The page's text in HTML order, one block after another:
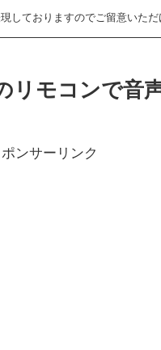
しておりますのでご留意いただ
リモコンで音
ポンサーリンク